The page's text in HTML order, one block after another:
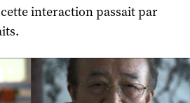
interaction passait par